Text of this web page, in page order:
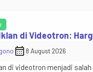
di Videotron:
calendar_month 8 August 2026
di videotron menjadi